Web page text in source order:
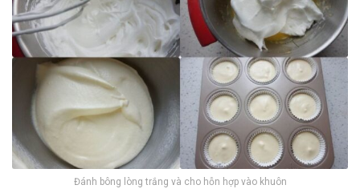
Đánh bông lòng trắng và cho hỗn hợp vào khuôn